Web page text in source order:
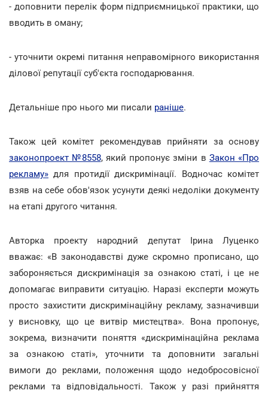
- доповнити перелік форм підприємницької практики, що
вводить в оману;
- уточнити окремі питання неправомірного використання
ділової репутації суб'єкта господарювання.
Детальніше про нього ми писали раніше.
Також цей комітет рекомендував прийняти за основу
законопроект №8558, який пропонує зміни в Закон «Про
рекламу» для протидії дискримінації. Водночас комітет
взяв на себе обов'язок усунути деякі недоліки документу
на етапі другого читання.
Авторка проекту народний депутат Ірина Луценко
вважає: «В законодавстві дуже скромно прописано, що
забороняється дискримінація за ознакою статі, і це не
допомагає виправити ситуацію. Наразі експерти можуть
просто захистити дискримінаційну рекламу, зазначивши
у висновку, що це витвір мистецтва». Вона пропонує,
зокрема, визначити поняття «дискримінаційна реклама
за ознакою статі», уточнити та доповнити загальні
вимоги до реклами, положення щодо недобросовісної
реклами та відповідальності. Також у разі прийняття